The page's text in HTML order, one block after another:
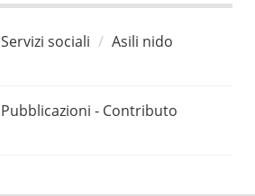
Servizi sociali Asili nido
Pubblicazioni - Contributo